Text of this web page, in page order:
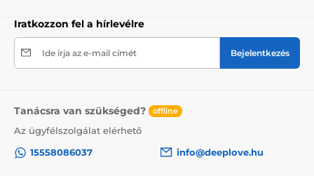
Iratkozzon fel a hírlevélre
Ide írja az e-mail címét Bejelentkezés
Tanácsra van szükséged? offline
Az ügyfélszolgálat elérhető
15558086037
info@deeplove.hu